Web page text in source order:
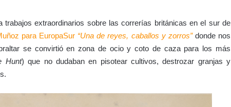
extraordinarios sobre las correrías británicas en el sur de
para EuropaSur “Una de reyes, caballos y zorros”donde nos
se convirtió en zona de ocio y coto de caza para los más
Hunt) que no dudaban en pisotear cultivos, destrozar granjas y